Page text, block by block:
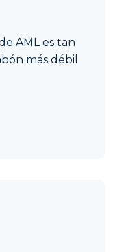
AML es tan
más débil